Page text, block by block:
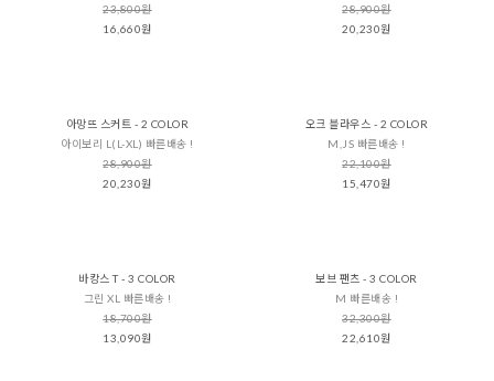
23,800원
16,660원
28,900원
20,230원
아망뜨 스커트 - 2 COLOR
아이보리 L(L-XL) 빠른배송 !
28,900원
20,230원
오크 블라우스 - 2 COLOR
M,JS 빠른배송 !
22,100원
15,470원
바캉스 T - 3 COLOR
그린 XL 빠른배송 !
18,700원
13,090원
보브 팬츠 - 3 COLOR
M 빠른배송 !
32,300원
22,610원